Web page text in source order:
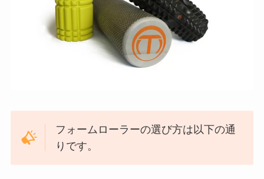
フォームローラーの選び方は以下の通
りです。